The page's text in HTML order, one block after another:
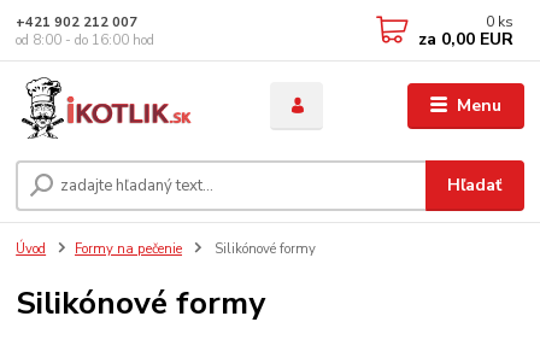
Menu
Hľadať
+421 902 212 007
od 8:00 - do 16:00 hod
0 ks
za 0,00 EUR
Úvod Formy na pečenie Silikónové formy
Silikónové formy